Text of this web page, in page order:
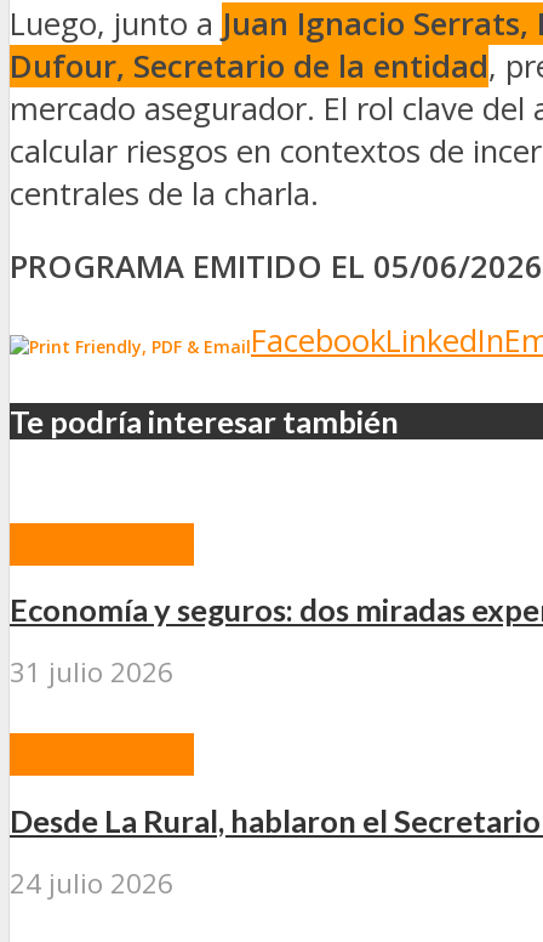
Luego, junto a Juan Ignacio
Dufour, Secretario de la entidad,
mercado asegurador. El rol clave
calcular riesgos en contextos de
centrales de la charla.
PROGRAMA EMITIDO EL 05/06/
FacebookLinkedIn
Te podría interesar también
Economía y seguros: dos miradas
31 julio 2026
Desde La Rural, hablaron el
24 julio 2026